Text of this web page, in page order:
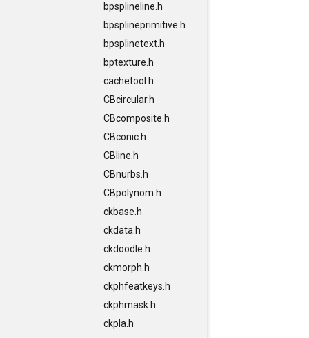
bpsplineline.h
bpsplineprimitive.h
bpsplinetext.h
bptexture.h
cachetool.h
CBcircular.h
CBcomposite.h
CBconic.h
CBline.h
CBnurbs.h
CBpolynom.h
ckbase.h
ckdata.h
ckdoodle.h
ckmorph.h
ckphfeatkeys.h
ckphmask.h
ckpla.h